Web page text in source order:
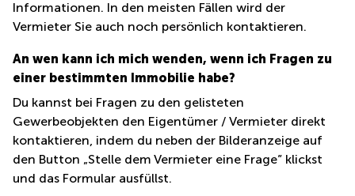
Center
Graz
Coworking
Space
Graz
Büro
mieten
Linz
Coworking
Linz
16
2 1150
Wien
Fröhlich-
Sandner-
Straße
Informationen. In den meisten Fällen wird der
Vermieter Sie auch noch persönlich kontaktieren.
An wen kann ich mich wenden, wenn ich Fragen zu
einer bestimmten Immobilie habe?
Du kannst bei Fragen zu den gelisteten
Gewerbeobjekten den Eigentümer / Vermieter direkt
kontaktieren, indem du neben der Bilderanzeige auf
den Button „Stelle dem Vermieter eine Frage” klickst
und das Formular ausfüllst.